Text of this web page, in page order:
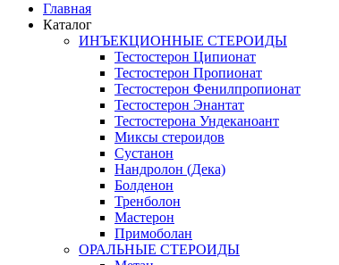
Главная
Каталог
ИНЪЕКЦИОННЫЕ СТЕРОИДЫ
Тестостерон Ципионат
Тестостерон Пропионат
Тестостерон Фенилпропионат
Тестостерон Энантат
Тестостерона Ундеканоант
Миксы стероидов
Сустанон
Нандролон (Дека)
Болденон
Тренболон
Мастерон
Примоболан
ОРАЛЬНЫЕ СТЕРОИДЫ